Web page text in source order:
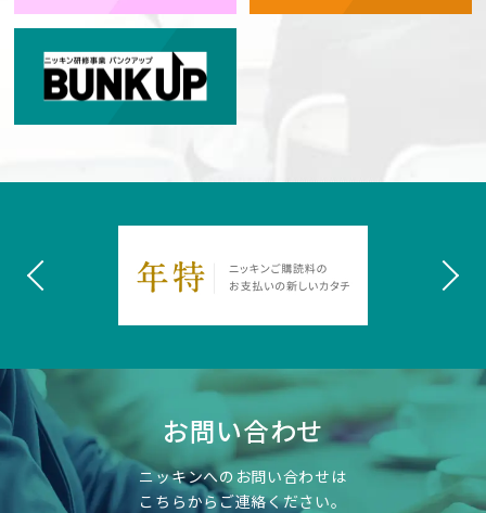
お問い合わせ
ニッキンへのお問い合わせは
こちらからご連絡ください。